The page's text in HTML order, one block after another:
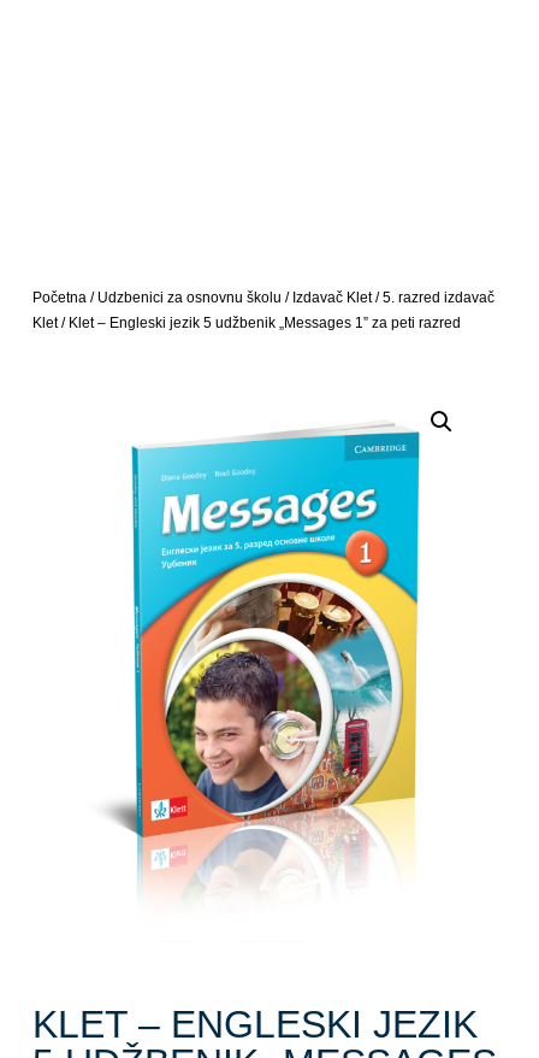
Početna/ Udzbenici za osnovnu školu / Izdavač Klet/5. razred izdavač
Klet/ Klet – Engleski jezik 5 udžbenik „Messages 1” za peti razred
KLET – ENGLESKI JEZIK